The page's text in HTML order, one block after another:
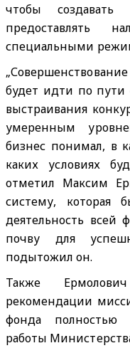
чтобы создавать
предоставлять
специальными
будет идти по пути
выстраивания
умеренным
бизнес понимал, в
каких условиях
отметил Максим
систему, которая
деятельность всей
почву для
подытожил он.
Также
рекомендации
фонда полностью
работы